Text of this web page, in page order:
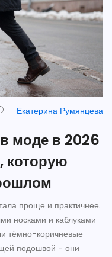
Екатерина Румянцева
моде в 2026
которую
проще и практичнее.
носками и каблуками
тёмно-коричневые
подошвой - они